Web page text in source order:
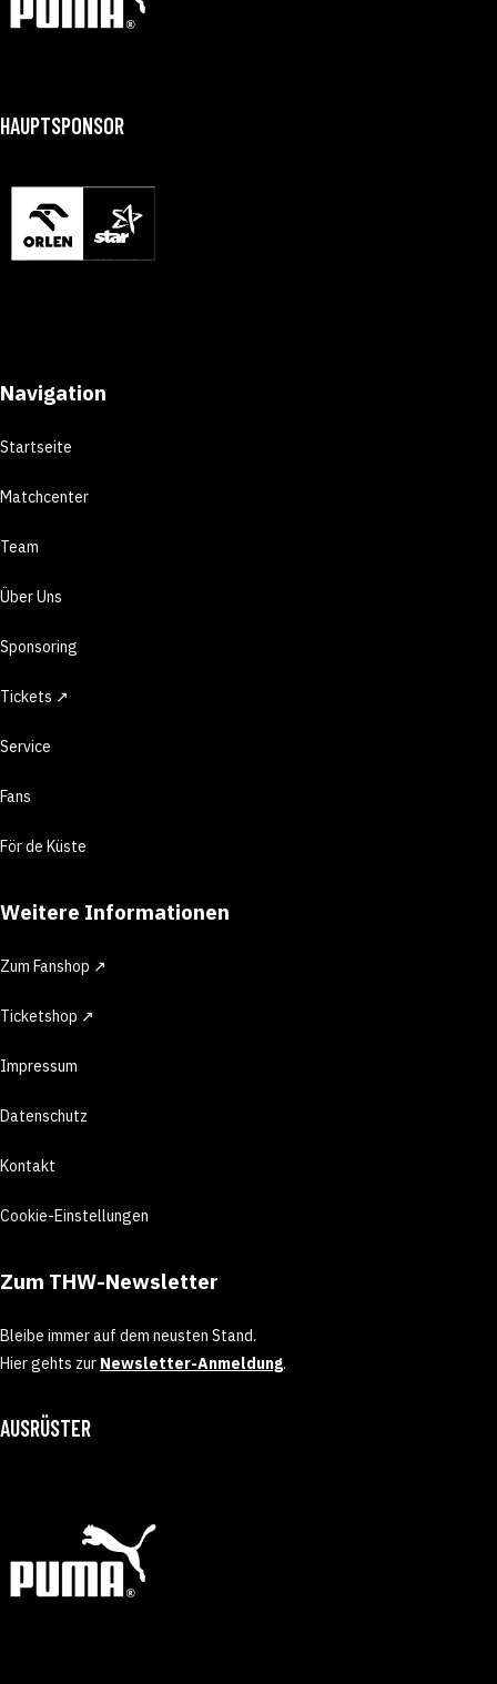
HAUPTSPONSOR
Navigation
Startseite
Matchcenter
Team
Über Uns
Sponsoring
Tickets ↗
Service
Fans
För de Küste
Weitere Informationen
Zum Fanshop ↗
Ticketshop ↗
Impressum
Datenschutz
Kontakt
Cookie-Einstellungen
Zum THW-Newsletter
Bleibe immer auf dem neusten Stand.
Hier gehts zur Newsletter-Anmeldung.
AUSRÜSTER